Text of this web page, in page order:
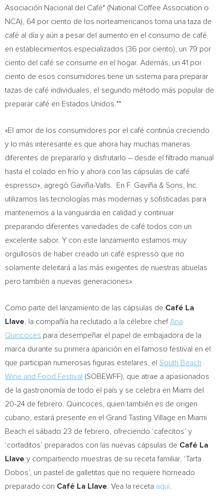
Asociación Nacional del Café* (National Coffee Association o
NCA), 64 por ciento de los norteamericanos toma una taza de
café al día y aún a pesar del aumento en el consumo de café
en establecimientos especializados (36 por ciento), un 79 por
ciento del café se consume en el hogar. Además, un 41 por
ciento de esos consumidores tiene un sistema para preparar
tazas de café individuales, el segundo método más popular de
preparar café en Estados Unidos.**
«El amor de los consumidores por el café continúa creciendo
y lo más interesante es que ahora hay muchas maneras
diferentes de prepararlo y disfrutarlo – desde el filtrado manual
hasta el colado en frío y ahora con las cápsulas de café
espresso», agregó Gaviña-Valls. En F. Gaviña & Sons, Inc.
utilizamos las tecnologías más modernas y sofisticadas para
mantenernos a la vanguardia en calidad y continuar
preparando diferentes variedades de café todos con un
excelente sabor. Y con este lanzamiento estamos muy
orgullosos de haber creado un café espresso que no
solamente deleitará a las más exigentes de nuestras abuelas
pero también a nuevas generaciones».
Como parte del lanzamiento de las cápsulas de Café La
Llave , la compañía ha reclutado a la célebre chefAna
Quincoces para desempeñar el papel de embajadora de la
marca durante su primera aparición en el famoso festival en el
que participan numerosas figuras estelares, el South Beach
Wine and Food Festival (SOBEWFF), que atrae a apasionados
de la gastronomía de todo el país y se celebra en Miami del
20-24 de febrero. Quincoces, quien también es de origen
cubano, estará presente en el Grand Tasting Village en Miami
Beach el sábado 23 de febrero, ofreciendo ‘cafecitos’ y
‘cortaditos’ preparados con las nuevas cápsulas de Café La
Llave y compartiendo muestras de su receta familiar, ‘Tarta
Dobos’, un pastel de galletitas que no requiere horneado
preparado con Café La Llave Vea la receta aquí